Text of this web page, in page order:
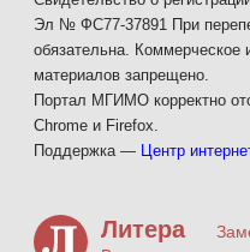
Эл № ФС77-37891 При
обязательна. Коммерческое
материалов запрещено.
Портал МГИМО корректно
Chrome и Firefox.
Поддержка — Центр
Литера